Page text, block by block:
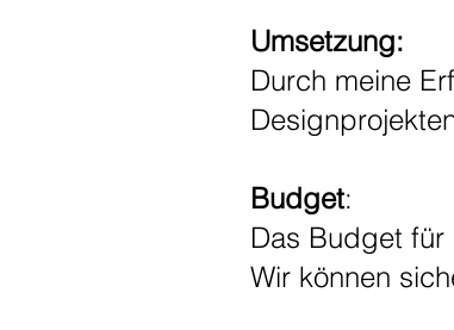
Umsetzung:
Durch meine
Budget:
Das Budget
Wir können